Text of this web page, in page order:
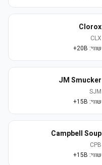
Clorox
CLX
שווי: 20B+
JM Smucker
SJM
שווי: 15B+
Campbell Soup
CPB
שווי: 15B+